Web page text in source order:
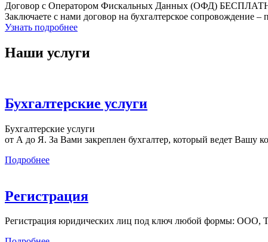
Договор с Оператором Фискальных Данных (ОФД)
Заключаете с нами договор на бухгалтерское
Узнать подробнее
Наши услуги
Бухгалтерские услуги
Бухгалтерские услуги
от А до Я. За Вами закреплен бухгалтер, который ведет Вашу
Подробнее
Регистрация
Регистрация юридических лиц под ключ любой формы: ООО,